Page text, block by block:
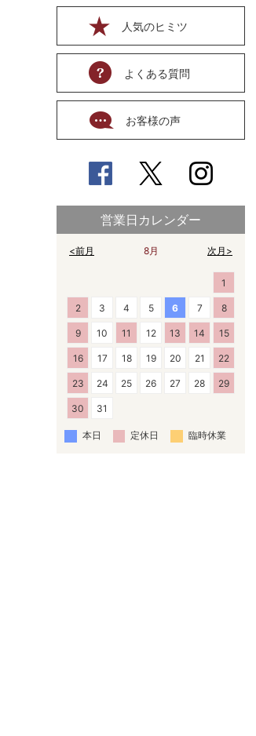
人気のヒミツ
よくある質問
お客様の声
営業日カレンダー
8月
<前月 次月>
1
2 3 4 5 6 7 8
9 10 11 12 13 14 15
16 17 18 19 20 21 22
23 24 25 26 27 28 29
30 31
本日 定休日 臨時休業